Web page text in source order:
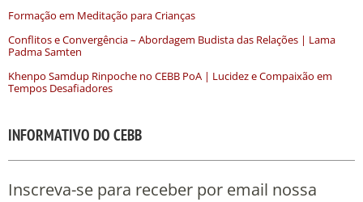
Formação em Meditação para Crianças
Conflitos e Convergência – Abordagem Budista das Relações | Lama
Padma Samten
Khenpo Samdup Rinpoche no CEBB PoA | Lucidez e Compaixão em
Tempos Desafiadores
INFORMATIVO DO CEBB
Inscreva-se para receber por email nossa